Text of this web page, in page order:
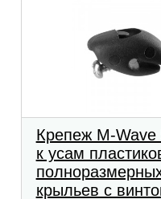
Крепеж M-Wave
к усам
крыльев с